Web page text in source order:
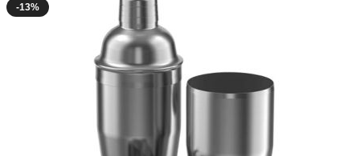
-13%